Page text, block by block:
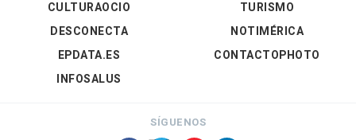
CULTURAOCIO
DESCONECTA
EPDATA.ES
INFOSALUS
TURISMO
NOTIMÉRICA
CONTACTOPHOTO
SÍGUENOS